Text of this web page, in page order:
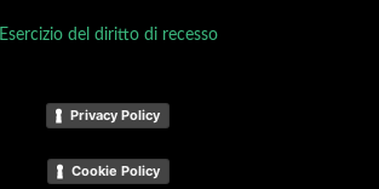
Esercizio del diritto di recesso
Privacy Policy
Cookie Policy